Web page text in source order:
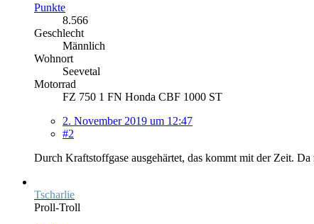
Punkte
8.566
Geschlecht
Männlich
Wohnort
Seevetal
Motorrad
FZ 750 1 FN Honda CBF 1000 ST
2. November 2019 um 12:47
#2
Durch Kraftstoffgase ausgehärtet, das kommt mit der Zeit.
Tscharlie
Proll-Troll